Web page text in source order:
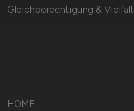
Gleichberechtigung & Vielfalt
HOME